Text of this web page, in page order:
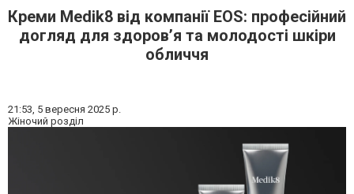
Креми Medik8 від компанії EOS: професійний
догляд для здоров’я та молодості шкіри
обличчя
21:53, 5 вересня 2025 р.
Жіночий розділ